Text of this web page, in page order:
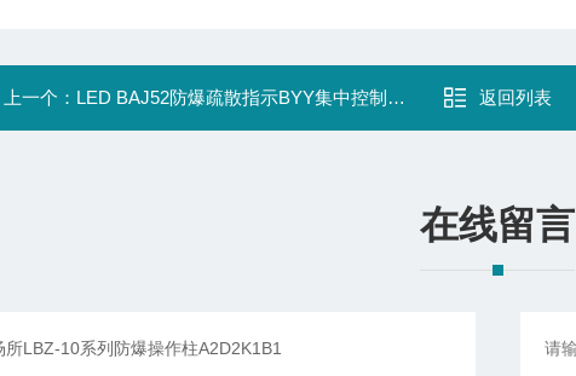
上一个： LED BAJ52防爆疏散指示BYY集中控制出口指示 返回列表
在线留言